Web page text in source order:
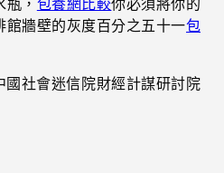
牆壁的灰度百分之五十一包
國社會迷信院財經計謀研討院